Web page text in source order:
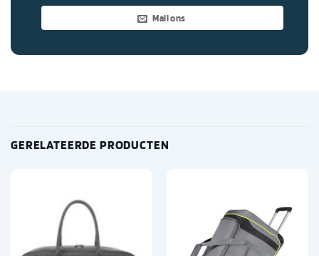
Mail ons
GERELATEERDE PRODUCTEN